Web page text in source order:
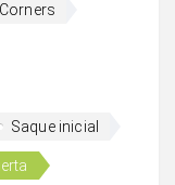
Corners
Saque inicial